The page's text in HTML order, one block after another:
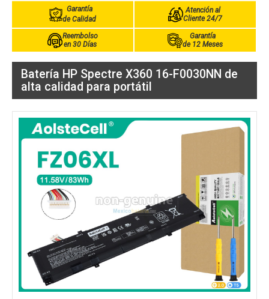
Garantía
de Calidad
Atención al
Cliente 24/7
Reembolso
en 30 Días
Garantía
de 12 Meses
Batería HP Spectre X360 16-F0030NN de
alta calidad para portátil